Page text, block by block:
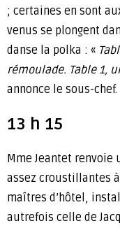
; certaines en sont
venus se plongent
danse la polka : «
rémoulade. Table 1,
annonce le sous-chef.
13 h 15
Mme Jeantet
assez croustillantes
maîtres d’hôtel,
autrefois celle de